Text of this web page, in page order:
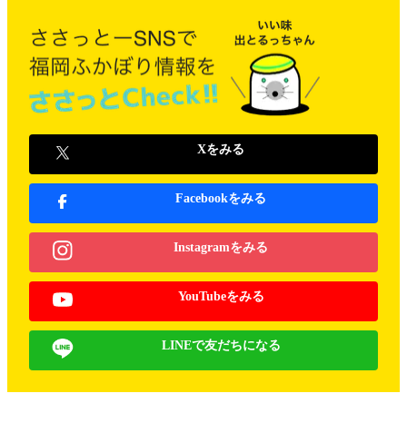
Xをみる
Facebookをみる
Instagramをみる
YouTubeをみる
LINEで友だちになる